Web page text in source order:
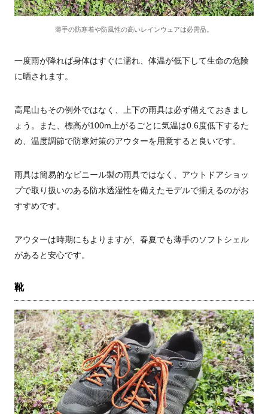
薄手の防寒着や防風性の高いレインウェアは必需品。
一度雨が降れば身体はすぐに濡れ、体温が低下して生命の危険
に晒されます。
高尾山もその例外ではなく、上下の雨具は必ず備えておきまし
ょう。また、標高が100m上がるごとに気温は0.6度低下するた
め、温度調節で防寒対策のアウターを用意すると良いです。
雨具は簡易的なビニール製の雨具ではなく、アウトドアショッ
プで取り扱いのある防水透湿性を備えたモデルで揃えるのがお
すすめです。
アウターは時期にもよりますが、春夏でも薄手のソフトシェル
があると安心です。
靴